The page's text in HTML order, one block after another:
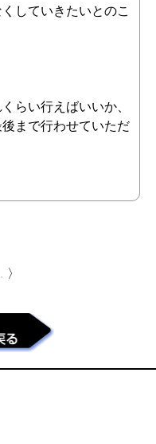
していきたいとのこ
らい行えばいいか、
まで行わせていただ
〉